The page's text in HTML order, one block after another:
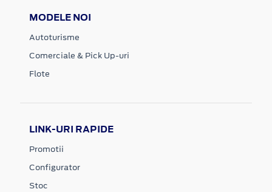
MODELE NOI
Autoturisme
Comerciale & Pick Up-uri
Flote
LINK-URI RAPIDE
Promotii
Configurator
Stoc